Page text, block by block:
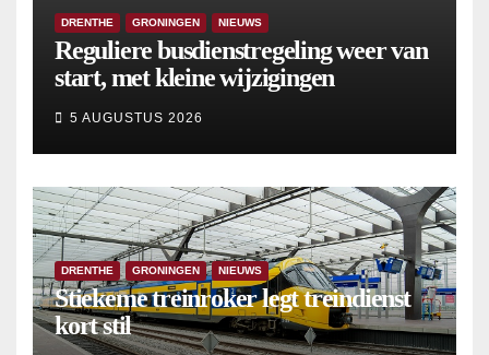
DRENTHE GRONINGEN NIEUWS
Reguliere busdienstregeling weer van
start, met kleine wijzigingen
5 AUGUSTUS 2026
DRENTHE GRONINGEN NIEUWS
Stiekeme treinroker legt treindienst
kort stil